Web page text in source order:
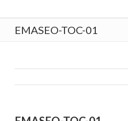
EMASEO-TOC-01